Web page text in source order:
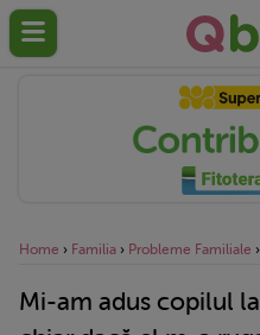
Home › Familia › Probleme Familiale ›
Mi-am adus copilul